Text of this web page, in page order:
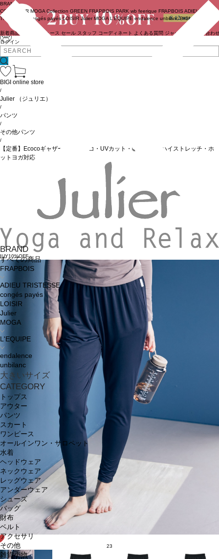
ログイン
BRAND
COUTURIER MOGA Collection GREEN FRAPBOIS PARK wb feerique FRAPBOIS ADIEU
TRISTESSE
congés payés LOISIR Julier MOGA L'EQUIPE endalence unbilanc BIGI online store
新着商品 ニュース セール スタッフ コーディネート よくある質問 ジャーナル お問い合わ
BRAND
すべての商品
FRAPBOIS
ADIEU TRISTESSE
congés payés
LOISIR
Julier
MOGA
L'EQUIPE
endalence
unbilanc
大きいサイズ
CATEGORY
トップス
アウター
パンツ
スカート
ワンピース
オールインワン・サロペット
水着
ヘッドウェア
ネックウェア
レッグウェア
アンダーウェア
シューズ
バッグ
財布
ベルト
アクセサリ
その他
雑貨小物
BIGI online store
/
Julier （ジュリエ）
/
パンツ
/
その他パンツ
/
【定番】Ecocoギャザーパンツ/エコ・UVカット・吸汗速乾・ハイストレッチ・ホ
ットヨガ対応
23